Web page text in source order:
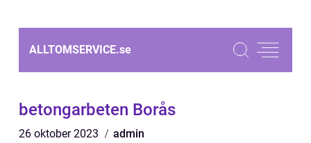
ALLTOMSERVICE.se
betongarbeten Borås
26 oktober 2023 admin